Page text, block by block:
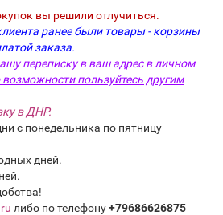
вы решили отлучиться.
ранее были товары - корзины
заказа.
переписку в ваш адрес в личном
пользуйтесь другим
в ДНР.
с понедельника по пятницу
дней.
либо по телефону+79686626875